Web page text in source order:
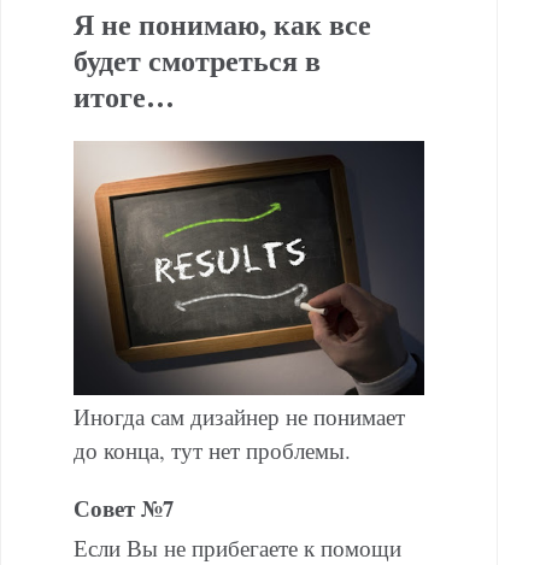
Я не понимаю, как все
будет смотреться в
итоге…
Иногда сам дизайнер не понимает
до конца, тут нет проблемы.
Совет №7
Если Вы не прибегаете к помощи